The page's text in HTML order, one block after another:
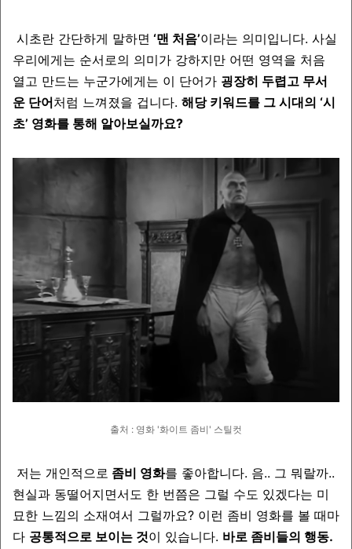
시초란 간단하게 말하면 ‘맨 처음’이라는 의미입니다. 사실
우리에게는 순서로의 의미가 강하지만 어떤 영역을 처음
열고 만드는 누군가에게는 이 단어가 굉장히 두렵고 무서
운 단어처럼 느껴졌을 겁니다. 해당 키워드를 그 시대의 ‘시
초’ 영화를 통해 알아보실까요?
출처 : 영화 '화이트 좀비' 스틸컷
저는 개인적으로 좀비 영화를 좋아합니다. 음.. 그 뭐랄까..
현실과 동떨어지면서도 한 번쯤은 그럴 수도 있겠다는 미
묘한 느낌의 소재여서 그럴까요? 이런 좀비 영화를 볼 때마
다 공통적으로 보이는 것이 있습니다. 바로 좀비들의 행동.